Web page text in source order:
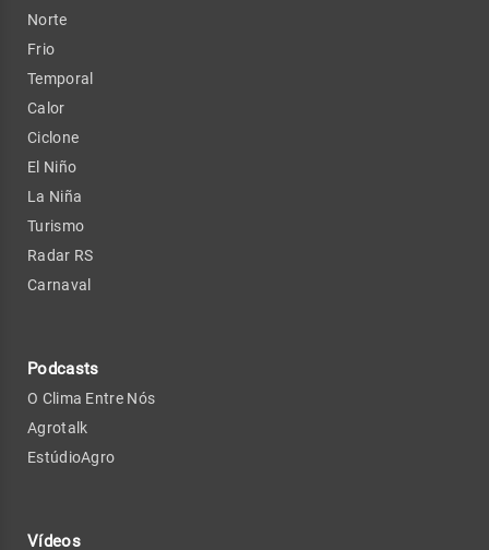
Norte
Frio
Temporal
Calor
Ciclone
El Niño
La Niña
Turismo
Radar RS
Carnaval
Podcasts
O Clima Entre Nós
Agrotalk
EstúdioAgro
Vídeos